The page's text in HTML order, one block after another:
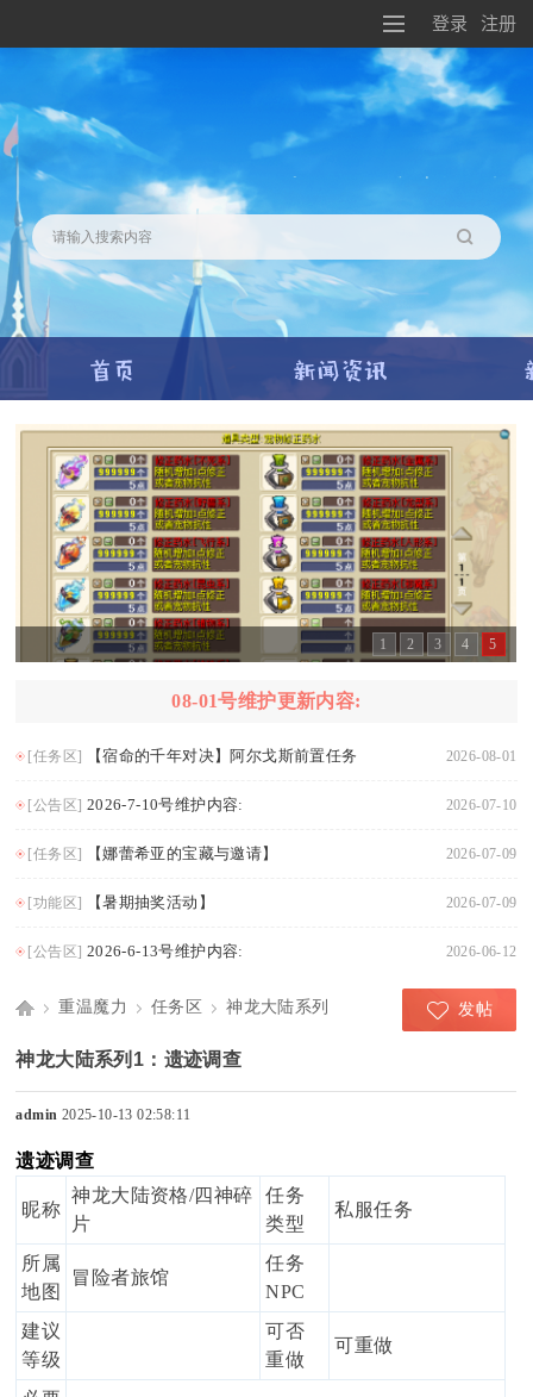
登录 注册
1 2 3 4 5
08-01号维护更新内容:
[任务区] 【宿命的千年对决】阿尔戈斯前置任务 2026-08-01
[公告区] 2026-7-10号维护内容: 2026-07-10
[任务区] 【娜蕾希亚的宝藏与邀请】 2026-07-09
[功能区] 【暑期抽奖活动】 2026-07-09
[公告区] 2026-6-13号维护内容: 2026-06-12
Di
sc
uz
重温魔力
›
任务区
›
神龙大陆系列 发帖
神龙大陆系列1：遗迹调查
admin 2025-10-13 02:58:11
遗迹调查
昵称
神龙大陆资格/四神碎
片
任务
类型
私服任务
所属
地图
冒险者旅馆
任务
NPC
建议
等级
可否
重做
可重做